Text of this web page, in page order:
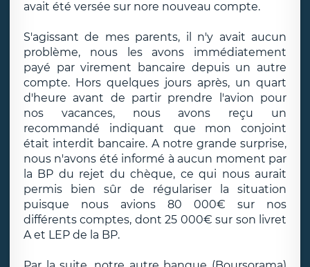
avait été versée sur nore nouveau compte.
S'agissant de mes parents, il n'y avait aucun
problème, nous les avons immédiatement
payé par virement bancaire depuis un autre
compte. Hors quelques jours après, un quart
d'heure avant de partir prendre l'avion pour
nos vacances, nous avons reçu un
recommandé indiquant que mon conjoint
était interdit bancaire. A notre grande surprise,
nous n'avons été informé à aucun moment par
la BP du rejet du chèque, ce qui nous aurait
permis bien sûr de régulariser la situation
puisque nous avions 80 000€ sur nos
différents comptes, dont 25 000€ sur son livret
A et LEP de la BP.